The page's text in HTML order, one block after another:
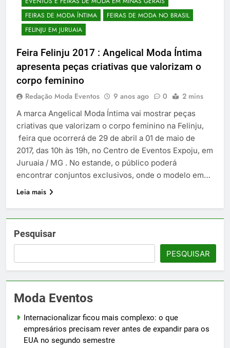
FEIRAS DE MODA ÍNTIMA
FEIRAS DE MODA NO BRASIL
FELINJU EM JURUAIA
Feira Felinju 2017 : Angelical Moda Íntima
apresenta peças criativas que valorizam o
corpo feminino
Redação Moda Eventos 9 anos ago 0 2 mins
A marca Angelical Moda Íntima vai mostrar peças
criativas que valorizam o corpo feminino na Felinju,
feira que ocorrerá de 29 de abril a 01 de maio de
2017, das 10h às 19h, no Centro de Eventos Expoju, em
Juruaia / MG . No estande, o público poderá
encontrar conjuntos exclusivos, onde o modelo em…
Leia mais
Pesquisar
PESQUISAR
Moda Eventos
Internacionalizar ficou mais complexo: o que
empresários precisam rever antes de expandir para os
EUA no segundo semestre